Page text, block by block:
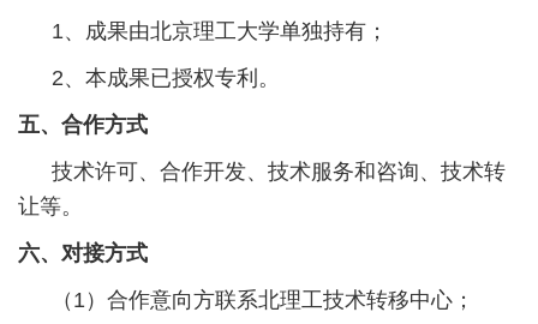
1、成果由北京理工大学单独持有；
2、本成果已授权专利。
五、合作方式
技术许可、合作开发、技术服务和咨询、技术转
让等。
六、对接方式
（1）合作意向方联系北理工技术转移中心；